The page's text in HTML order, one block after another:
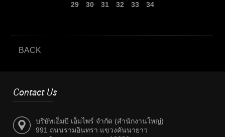
29 30 31 32 33 34
BACK
Contact Us
บริษัทเอ็มบี เอ็มไพร์ จำกัด (สำนักงานใหญ่)
991 ถนนรามอินทรา แขวงคันนายาว